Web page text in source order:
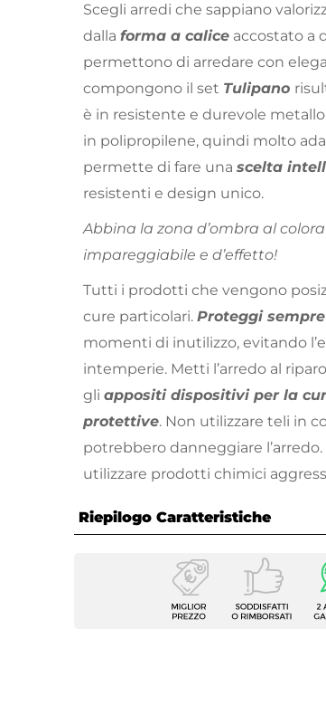
Scegli arredi che sappiano
dalla forma a calice accostato a
permettono di arredare con
compongono il set Tulipano
è in resistente e durevole
in polipropilene, quindi molto
permette di fare una scelta
resistenti e design unico.
Abbina la zona d’ombra al
impareggiabile e d’effetto!
Tutti i prodotti che vengono
cure particolari. Proteggi sempre
momenti di inutilizzo, evitando
intemperie. Metti l’arredo al
gli appositi dispositivi per la
protettive. Non utilizzare teli in
potrebbero danneggiare
utilizzare prodotti chimici
Sedia progettata per uso
utilizzi commerciali.
Riepilogo Caratteristiche
Caratteristiche Generali